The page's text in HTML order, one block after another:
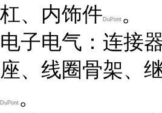
杠、内饰件 DuPont 。
电子电气 ：连接
座、线圈骨架、
DuPont 。